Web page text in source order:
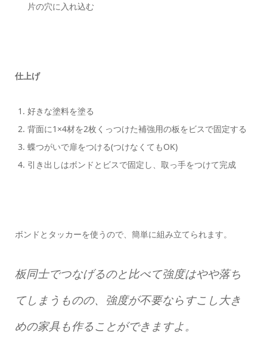
片の穴に入れ込む
仕上げ
好きな塗料を塗る
背面に1×4材を2枚くっつけた補強用の板をビスで固定する
蝶つがいで扉をつける(つけなくてもOK)
引き出しはボンドとビスで固定し、取っ手をつけて完成
ボンドとタッカーを使うので、簡単に組み立てられます。
板同士でつなげるのと比べて強度はやや落ち
てしまうものの、強度が不要ならすこし大き
めの家具も作ることができますよ。